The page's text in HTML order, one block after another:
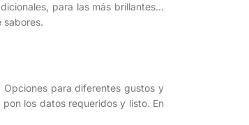
para las más brillantes…
sabores.
Opciones para diferentes gustos y
los datos requeridos y listo. En